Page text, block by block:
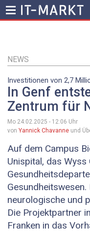
Inhalt
NEWS
Investitionen von 2,7
In Genf
Zentrum für
Mo 24.02.2025 - 12:06 Uhr
von Yannick Chavanne und
Auf dem Campus
Unispital, das
neurologische und
Die Projektpartner
Franken in das